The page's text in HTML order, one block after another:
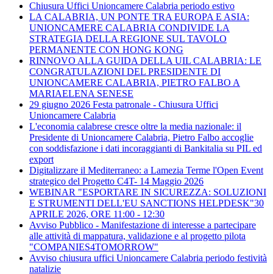
Chiusura Uffici Unioncamere Calabria periodo estivo
LA CALABRIA, UN PONTE TRA EUROPA E ASIA:
UNIONCAMERE CALABRIA CONDIVIDE LA
STRATEGIA DELLA REGIONE SUL TAVOLO
PERMANENTE CON HONG KONG
RINNOVO ALLA GUIDA DELLA UIL CALABRIA: LE
CONGRATULAZIONI DEL PRESIDENTE DI
UNIONCAMERE CALABRIA, PIETRO FALBO A
MARIAELENA SENESE
29 giugno 2026 Festa patronale - Chiusura Uffici
Unioncamere Calabria
L'economia calabrese cresce oltre la media nazionale: il
Presidente di Unioncamere Calabria, Pietro Falbo accoglie
con soddisfazione i dati incoraggianti di Bankitalia su PIL ed
export
Digitalizzare il Mediterraneo: a Lamezia Terme l'Open Event
strategico del Progetto C4T- 14 Maggio 2026
WEBINAR "ESPORTARE IN SICUREZZA: SOLUZIONI
E STRUMENTI DELL'EU SANCTIONS HELPDESK"30
APRILE 2026, ORE 11:00 - 12:30
Avviso Pubblico - Manifestazione di interesse a partecipare
alle attività di mappatura, validazione e al progetto pilota
"COMPANIES4TOMORROW"
Avviso chiusura uffici Unioncamere Calabria periodo festività
natalizie